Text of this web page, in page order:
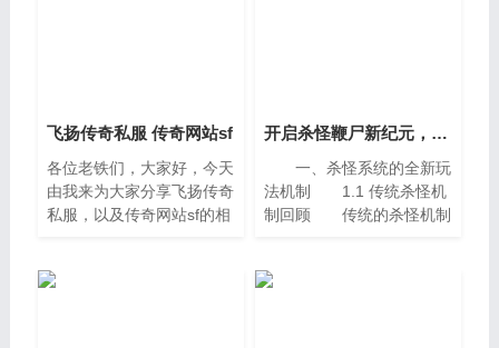
飞扬传奇私服 传奇网站sf
各位老铁们，大家好，今天
由我来为大家分享飞扬传奇
私服，以及传奇网站sf的相
家，还望关注收藏下本站，
开启杀怪鞭尸新纪元，神力爆率双丰收！
一、杀怪系统的全新玩
法机制 1.1 传统杀怪机
制回顾 传统的杀怪机制
图中定时刷新。掉落列